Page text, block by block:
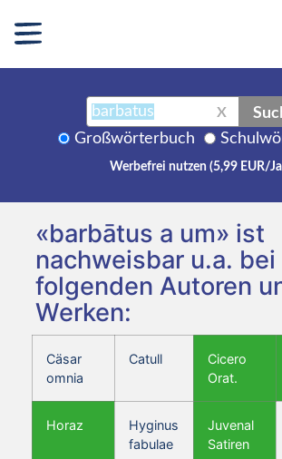
X
Großwörterbuch
Werbefrei nutzen (5,99 EUR/
«barbātus a um» ist
nachweisbar u.a. bei
folgenden Autoren
Werken:
Cäsar
omnia
Catull
Cicero
Orat.
Horaz
Hyginus
fabulae
Juvenal
Satiren